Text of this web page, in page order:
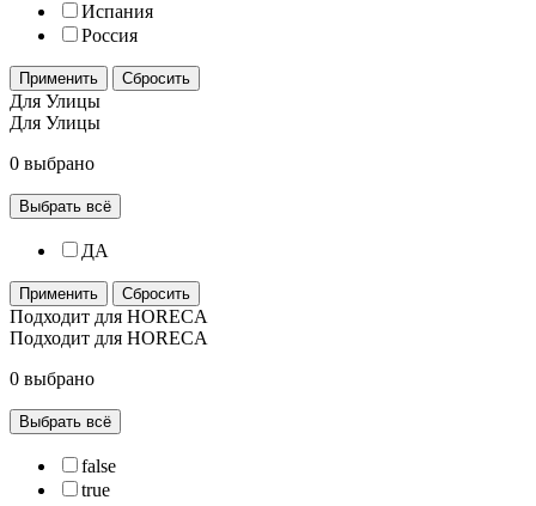
Испания
Россия
Применить Сбросить
Для Улицы
Для Улицы
0 выбрано
Выбрать всё
ДА
Применить Сбросить
Подходит для HORECA
Подходит для HORECA
0 выбрано
Выбрать всё
false
true